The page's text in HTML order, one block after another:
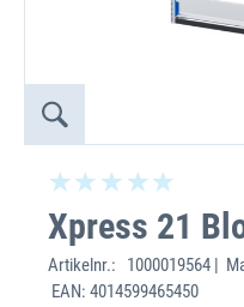
Xpress 21
Artikelnr.:
1000019564 |
EAN: 4014599465450